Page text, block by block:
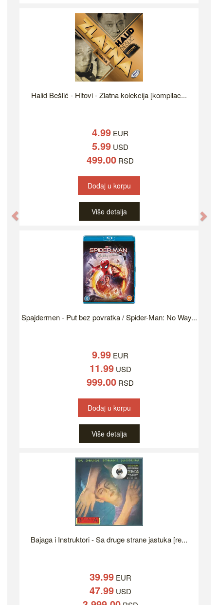
Halid Bešlić - Hitovi - Zlatna kolekcija [kompilac...
4.99 EUR
5.99 USD
499.00 RSD
Dodaj u korpu
Više detalja
Spajdermen - Put bez povratka / Spider-Man: No Way...
9.99 EUR
11.99USD
999.00 RSD
Dodaj u korpu
Više detalja
Bajaga i Instruktori - Sa druge strane jastuka [re...
39.99EUR
47.99USD